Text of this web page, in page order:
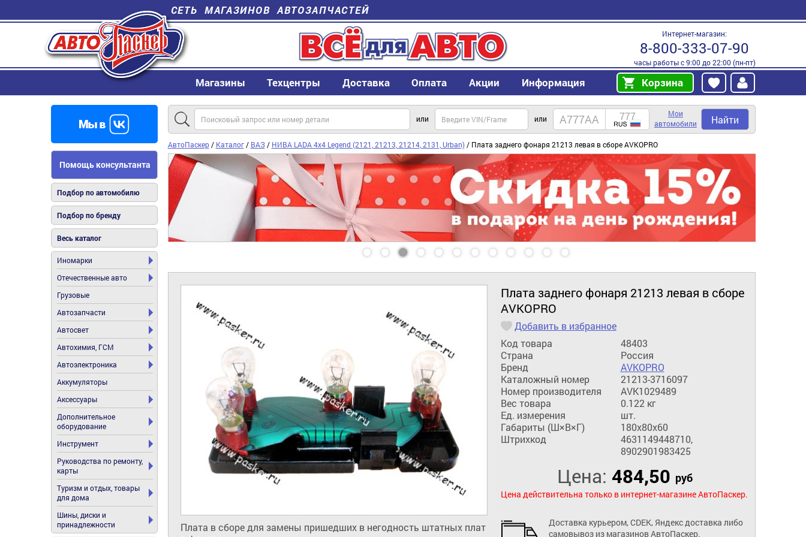
СЕТЬ МАГАЗИНОВ АВТОЗАПЧАСТЕЙ
Интернет-магазин:
8-800-333-07-90
часы работы с 9:00 до 22:00 (пн-пт)
Магазины Техцентры Доставка Оплата Акции Информация Корзина
Помощь консультанта
Подбор по автомобилю
Подбор по бренду
Весь каталог
Иномарки
Отечественные авто
Грузовые
Автозапчасти
Автосвет
Автохимия, ГСМ
Автоэлектроника
Аккумуляторы
Аксессуары
Дополнительное
оборудование
Инструмент
Руководства по ремонту,
карты
Туризм и отдых, товары
для дома
Шины, диски и
принадлежности
или или
Мои
автомобили
Найти
АвтоПаскер/ Каталог/ ВАЗ/ НИВА LADA 4x4 Legend (2121, 21213, 21214, 2131, Urban)/ Плата заднего фонаря 21213 левая в сборе AVKOPRO
Плата заднего фонаря 21213 левая в сборе
AVKOPRO
Добавить в избранное
Код товара
48403
Страна
Россия
Бренд
AVKOPRO
Каталожный номер
21213-3716097
Номер производителя
AVK1029489
Вес товара
0.122 кг
Ед. измерения
шт.
Габариты (Ш×В×Г)
180x80x60
Штрихкод
4631149448710,
8902901983425
Цена: 484,50 руб
Цена действительна только в интернет-магазине АвтоПаскер.
Доставка курьером, CDEK, Яндекс доставка либо
самовывоз из магазинов АвтоПаскер.
Плата в сборе для замены пришедших в негодность штатных плат